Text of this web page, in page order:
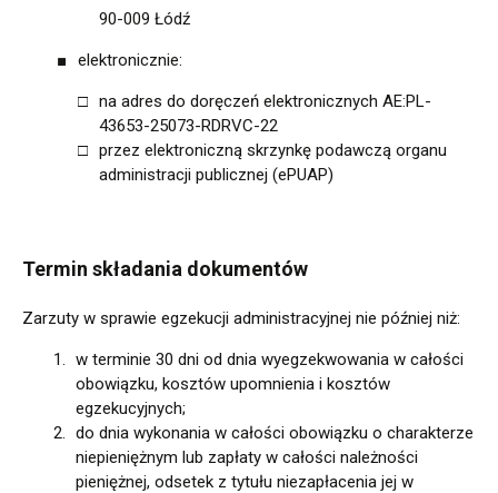
90-009 Łódź
elektronicznie:
na adres do doręczeń elektronicznych AE:PL-
43653-25073-RDRVC-22
przez elektroniczną skrzynkę podawczą organu
administracji publicznej (ePUAP)
Termin składania dokumentów
Zarzuty w sprawie egzekucji administracyjnej nie później niż:
w terminie 30 dni od dnia wyegzekwowania w całości
obowiązku, kosztów upomnienia i kosztów
egzekucyjnych;
do dnia wykonania w całości obowiązku o charakterze
niepieniężnym lub zapłaty w całości należności
pieniężnej, odsetek z tytułu niezapłacenia jej w